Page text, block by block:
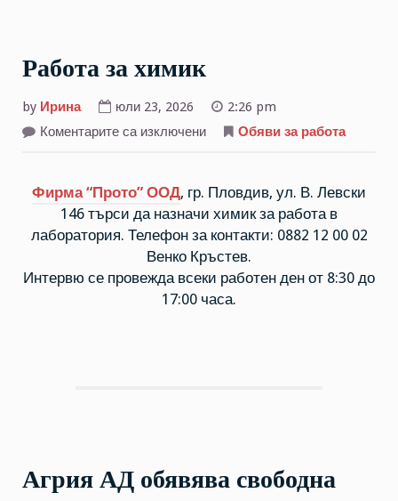
Работа за химик
by Ирина юли 23, 2026
2:26 pm
Коментарите са изключениза Обяви за работа
Фирма “Прото” ООД, гр. Пловдив, ул. В. Левски
146 търси да назначи химик за работа в
лаборатория. Телефон за контакти: 0882 12 00 02
Венко Кръстев.
Интервю се провежда всеки работен ден от 8:30 до
17:00 часа.
Агрия АД обявява свободна